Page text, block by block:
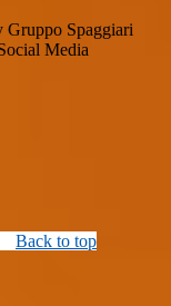
Gruppo Spaggiari
Media
Back to top